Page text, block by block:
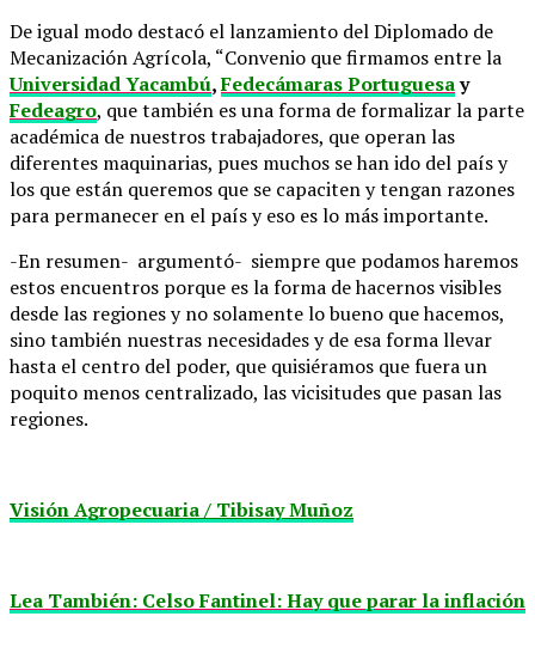
De igual modo destacó el lanzamiento del Diplomado de
Mecanización Agrícola, “Convenio que firmamos entre la
Universidad Yacambú,Fedecámaras Portuguesay
Fedeagro, que también es una forma de formalizar la parte
académica de nuestros trabajadores, que operan las
diferentes maquinarias, pues muchos se han ido del país y
los que están queremos que se capaciten y tengan razones
para permanecer en el país y eso es lo más importante.
-En resumen- argumentó- siempre que podamos haremos
estos encuentros porque es la forma de hacernos visibles
desde las regiones y no solamente lo bueno que hacemos,
sino también nuestras necesidades y de esa forma llevar
hasta el centro del poder, que quisiéramos que fuera un
poquito menos centralizado, las vicisitudes que pasan las
regiones.
Visión Agropecuaria / Tibisay Muñoz
Lea También: Celso Fantinel: Hay que parar la inflación